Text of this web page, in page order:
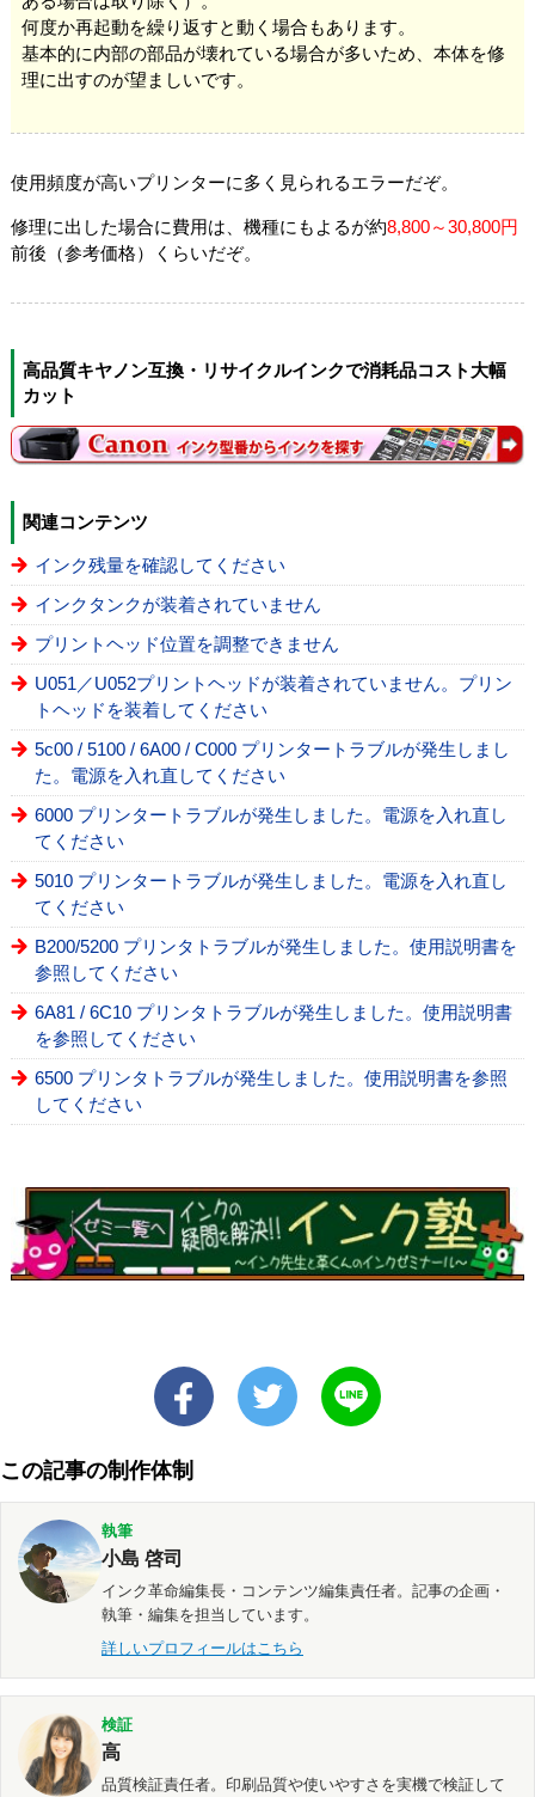
何度か再起動を繰り返すと動く場合もあります。
基本的に内部の部品が壊れている場合が多いため、本体を修
理に出すのが望ましいです。
使用頻度が高いプリンターに多く見られるエラーだぞ。
修理に出した場合に費用は、機種にもよるが約8,800～30,800円
前後（参考価格）くらいだぞ。
高品質キヤノン互換・リサイクルインクで消耗品コスト大幅
カット
関連コンテンツ
インク残量を確認してください
インクタンクが装着されていません
プリントヘッド位置を調整できません
U051／U052プリントヘッドが装着されていません。プリン
トヘッドを装着してください
5c00 / 5100 / 6A00 / C000 プリンタートラブルが発生しまし
た。電源を入れ直してください
6000 プリンタートラブルが発生しました。電源を入れ直し
てください
5010 プリンタートラブルが発生しました。電源を入れ直し
てください
B200/5200 プリンタトラブルが発生しました。使用説明書を
参照してください
6A81 / 6C10 プリンタトラブルが発生しました。使用説明書
を参照してください
6500 プリンタトラブルが発生しました。使用説明書を参照
してください
この記事の制作体制
執筆
小島 啓司
インク革命編集長・コンテンツ編集責任者。記事の企画・
執筆・編集を担当しています。
詳しいプロフィールはこちら
検証
高
品質検証責任者。印刷品質や使いやすさを実機で検証して